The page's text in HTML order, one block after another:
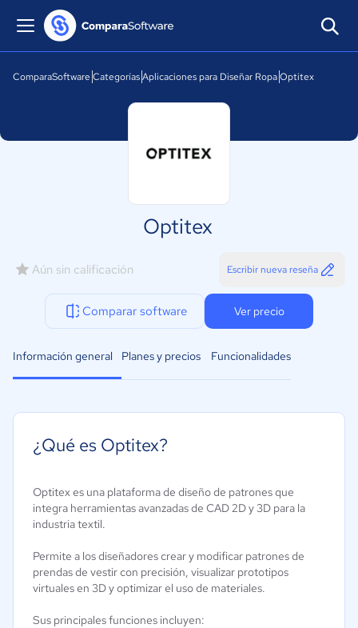
ComparaSoftware CategoríasAplicaciones para Diseñar RopaOptitex
Optitex
Aún sin calificación Escribir nueva reseña
Comparar software Ver precio
Información general Planes y precios Funcionalidades
¿Qué es Optitex?
Optitex es una plataforma de diseño de patrones que
integra herramientas avanzadas de CAD 2D y 3D para la
industria textil.
Permite a los diseñadores crear y modificar patrones de
prendas de vestir con precisión, visualizar prototipos
virtuales en 3D y optimizar el uso de materiales.
Sus principales funciones incluyen: